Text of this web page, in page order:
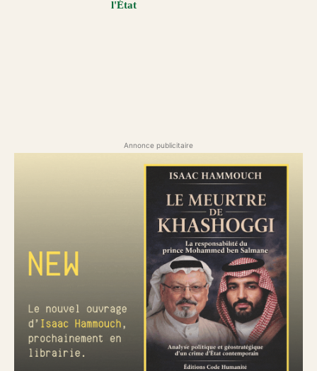
l'État
Annonce publicitaire